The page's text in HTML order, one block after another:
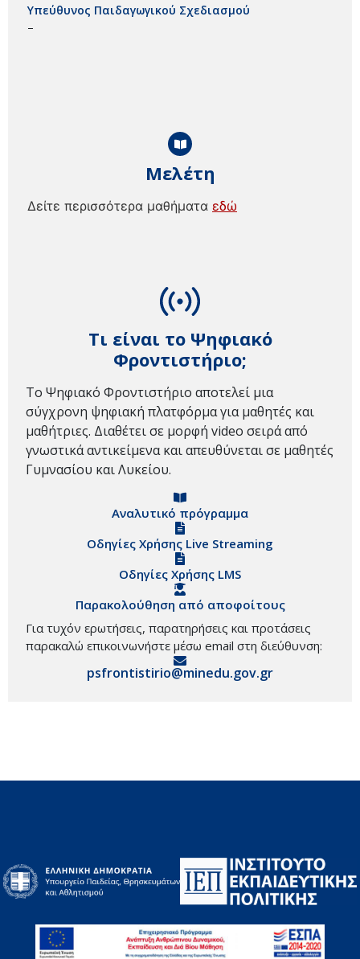
Τι είναι το Ψηφιακό
Φροντιστήριο;
Το Ψηφιακό Φροντιστήριο αποτελεί μια
σύγχρονη ψηφιακή πλατφόρμα για μαθητές και
μαθήτριες. Διαθέτει σε μορφή video σειρά από
γνωστικά αντικείμενα και απευθύνεται σε μαθητές
Γυμνασίου και Λυκείου.
Αναλυτικό πρόγραμμα
Οδηγίες Χρήσης Live Streaming
Οδηγίες Χρήσης LMS
Παρακολούθηση από αποφοίτους
Για τυχόν ερωτήσεις, παρατηρήσεις και προτάσεις
παρακαλώ επικοινωνήστε μέσω email στη διεύθυνση:
psfrontistirio@minedu.gov.gr
Μελέτη
Δείτε περισσότερα μαθήματα εδώ
Υπεύθυνος Παιδαγωγικού Σχεδιασμού
–